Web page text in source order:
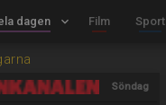
dagen keyboard_arrow_down Film Sport
Söndag